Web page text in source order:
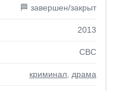
🏁 завершен/закрыт
2013
CBC
криминал драма